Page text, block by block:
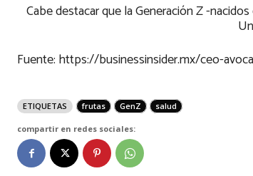
Cabe destacar que la Generación Z -
Fuente: https://businessinsider.mx/ceo-
ETIQUETAS frutas GenZ salud
compartir en redes sociales: